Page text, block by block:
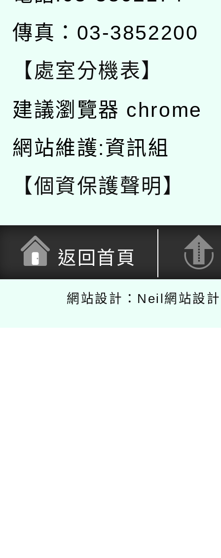
傳真：03-3852200
【處室分機表】
建議瀏覽器 chrome
網站維護:資訊組
【個資保護聲明】
返回首頁
網站設計：Neil網站設